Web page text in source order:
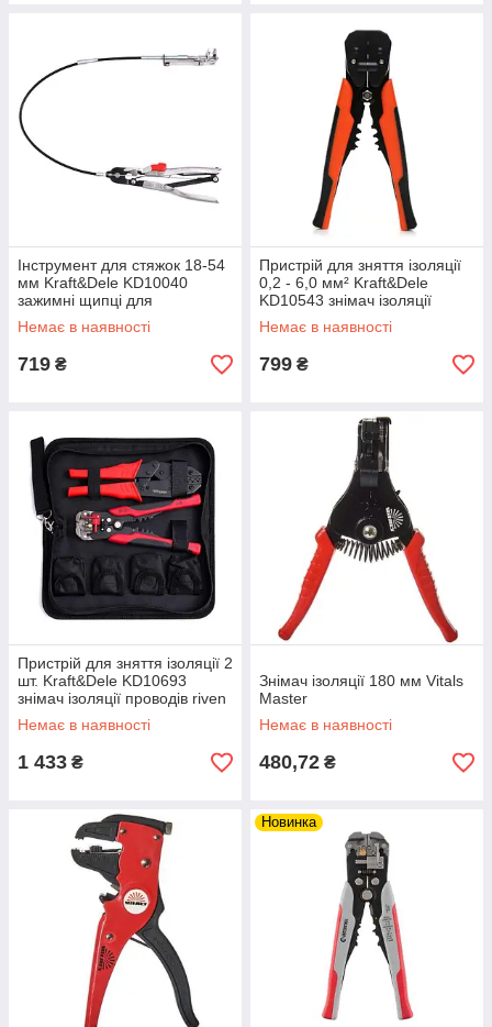
Інструмент для стяжок 18-54
мм Kraft&Dele KD10040
зажимні щипці для
мотузкових стяжок riven
Немає в наявності
719 ₴
Пристрій для зняття ізоляції
0,2 - 6,0 мм² Kraft&Dele
KD10543 знімач ізоляції
проводів riven
Немає в наявності
799 ₴
Пристрій для зняття ізоляції 2
шт. Kraft&Dele KD10693
знімач ізоляції проводів riven
Немає в наявності
1 433 ₴
Знімач ізоляції 180 мм Vitals
Master
Немає в наявності
480,72 ₴
Новинка